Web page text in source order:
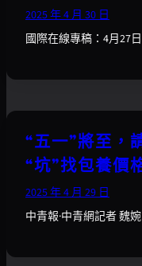
2025 年 4 月 30 日
國際在線專稿：4月27
“五一”將至，
“坑”找包養價
2025 年 4 月 29 日
中青報·中青網記者 魏